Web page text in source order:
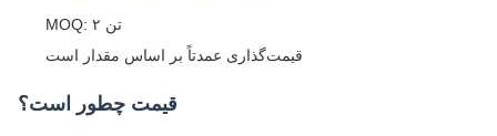
MOQ: ۲ تن
قیمت‌گذاری عمدتاً بر اساس مقدار است
قیمت چطور است؟